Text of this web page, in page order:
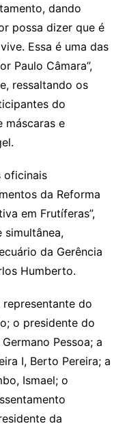
dando
possa dizer que é
Essa é uma das
Paulo Câmara”,
ressaltando os
do
máscaras e
oficinais
da Reforma
em Frutíferas”,
simultânea,
da Gerência
Humberto.
do
o presidente do
Pessoa; a
I, Berto Pereira; a
Ismael; o
da